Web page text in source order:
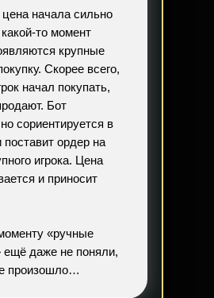
начала сильно
то момент
крупные
Скорее всего,
начал покупать,
Бот
сориентируется в
поставит ордер на
игрока. Цена
и приносит
«ручные
ещё даже не поняли,
произошло…